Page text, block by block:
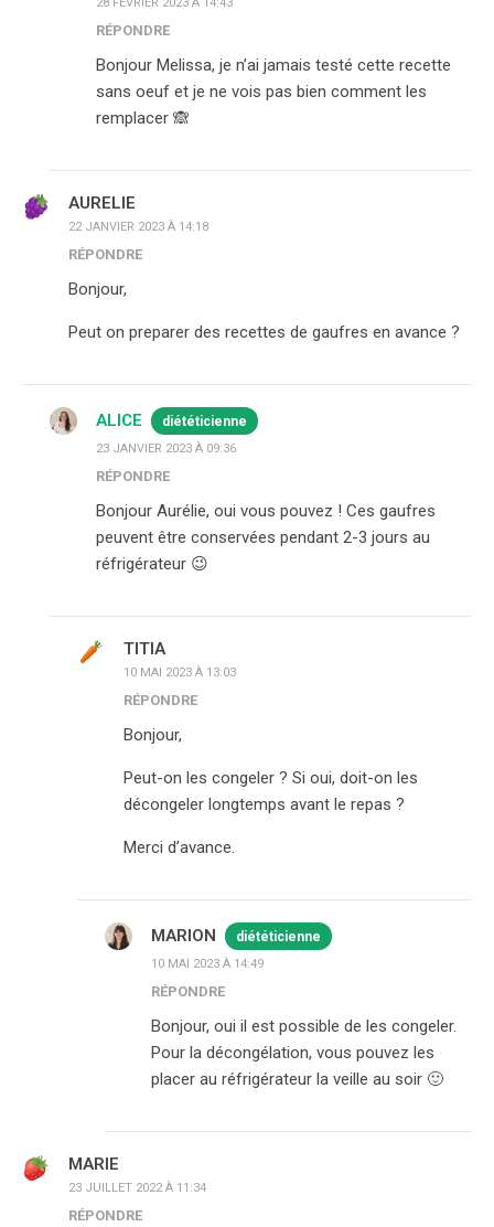
RÉPONDRE
Bonjour Melissa, je n’ai jamais testé cette recette
sans oeuf et je ne vois pas bien comment les
remplacer 🙈
AURELIE
22 JANVIER 2023 À 14:18
RÉPONDRE
Bonjour,
Peut on preparer des recettes de gaufres en avance ?
ALICE diététicienne
23 JANVIER 2023 À 09:36
RÉPONDRE
Bonjour Aurélie, oui vous pouvez ! Ces gaufres
peuvent être conservées pendant 2-3 jours au
réfrigérateur 😉
TITIA
10 MAI 2023 À 13:03
RÉPONDRE
Bonjour,
Peut-on les congeler ? Si oui, doit-on les
décongeler longtemps avant le repas ?
Merci d’avance.
MARION diététicienne
10 MAI 2023 À 14:49
RÉPONDRE
Bonjour, oui il est possible de les congeler.
Pour la décongélation, vous pouvez les
placer au réfrigérateur la veille au soir 🙂
MARIE
23 JUILLET 2022 À 11:34
RÉPONDRE